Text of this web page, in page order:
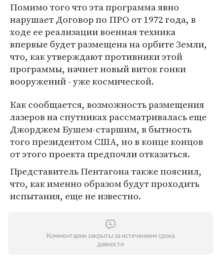
Помимо того что эта программа явно
нарушает Договор по ПРО от 1972 года, в
ходе ее реализации военная техника
впервые будет размещена на орбите Земли,
что, как утверждают противники этой
программы, начнет новый виток гонки
вооружений - уже космической.
Как сообщается, возможность размещения
лазеров на спутниках рассматривалась еще
Джорджем Бушем-старшим, в бытность
того президентом США, но в конце концов
от этого проекта предпочли отказаться.
Представитель Пентагона также пояснил,
что, как именно образом будут проходить
испытания, еще не известно.
Комментарии закрыты за истечением срока
давности